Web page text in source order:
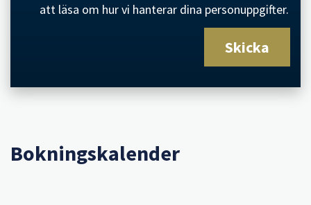
att läsa om hur vi hanterar dina personuppgifter.
Bokningskalender